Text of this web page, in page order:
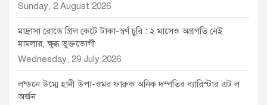
Sunday, 2 August 2026
মাদ্রাসা রোডে গ্রিল কেটে টাকা-স্বর্ণ চুরি : ২ মাসেও অগ্রগতি নেই
মামলার, ক্ষুব্ধ ভুক্তভোগী
Wednesday, 29 July 2026
লন্ডনে উম্মে হানী উপা-ওমর ফারুক অনিক দম্পতির ব্যারিস্টার এট ল
অর্জন